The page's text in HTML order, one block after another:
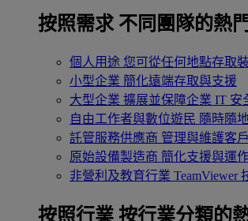
按照需求 不同團隊的熱
個人用途 您可從任何地點存取
小型企業 簡化遠端存取與支援
大型企業 擴展並保障企業 IT 安
自由工作者與數位遊民 隨時隨
託管服務供應商 管理與維護客
原始設備製造商 簡化支援與運
非營利及教育行業 TeamViewer
按照行業 按行業分類的